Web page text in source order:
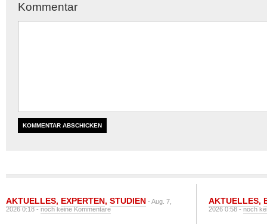
Kommentar
AKTUELLES, EXPERTEN, STUDIEN - Aug. 7,
2026 0:18 -noch keine Kommentare
AKTUELLES,
2026 0:58 -noch